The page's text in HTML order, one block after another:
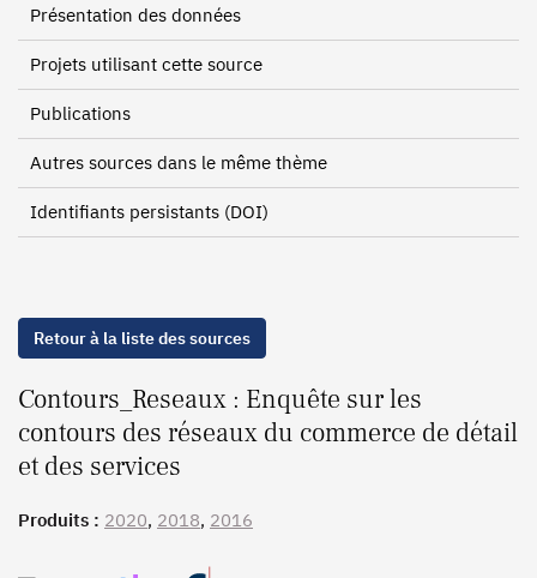
Présentation des données
Projets utilisant cette source
Publications
Autres sources dans le même thème
Identifiants persistants (DOI)
Retour à la liste des sources
Contours_Reseaux : Enquête sur les
contours des réseaux du commerce de détail
et des services
Produits : 2020, 2018, 2016